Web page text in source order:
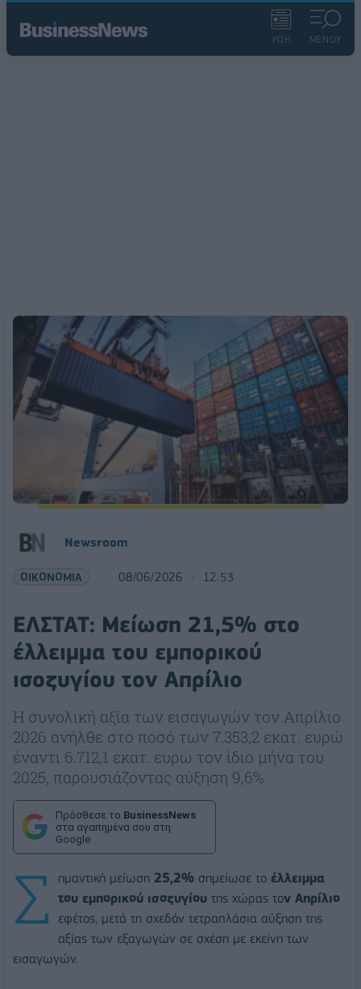
ΡΟΗ ΜΕΝΟΥ
Νewsroom
ΟΙΚΟΝΟΜΙΑ 08/06/2026 12:53
ΕΛΣΤΑΤ: Μείωση 21,5% στο
έλλειμμα του εμπορικού
ισοζυγίου τον Απρίλιο
Η συνολική αξία των εισαγωγών τον Απρίλιο
2026 ανήλθε στο ποσό των 7.353,2 εκατ. ευρώ
έναντι 6.712,1 εκατ. ευρώ τον ίδιο μήνα του
2025, παρουσιάζοντας αύξηση 9,6%
Πρόσθεσε το BusinessNews
στα αγαπημένα σου στη
Google
Σ ημαντική μείωση 25,2% σημείωσε το έλλειμμα
του εμπορικού ισοζυγίου της χώρας τον Απρίλιο
εφέτος, μετά τη σχεδόν τετραπλάσια αύξηση της
αξίας των εξαγωγών σε σχέση με εκείνη των
εισαγωγών.